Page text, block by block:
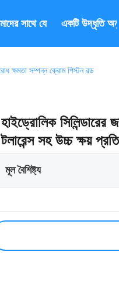
সাথে যোগাযোগ করুন
একটি উদ্ধৃতি
ক্ষমতা সম্পন্ন ক্রোম পিস্টন রড
হাইড্রোলিক
টলারেন্স সহ উচ্চ ক্ষয়
মূল বৈশিষ্ট্য